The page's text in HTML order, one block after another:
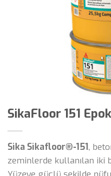
SikaFloor 151
Sika Sikafloor®-151,
zeminlerde kullanılan iki